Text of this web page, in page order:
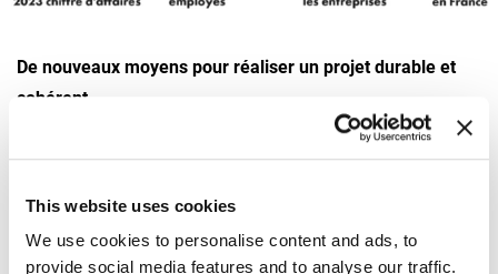
This website uses cookies
We use cookies to personalise content and ads, to
provide social media features and to analyse our traffic.
De nouveaux moyens pour réaliser un projet durable et
cohérent
La complémentarité des équipements, associée au savoir-
synergies industrielles, logistiques et commerciales fortes
et réelles.